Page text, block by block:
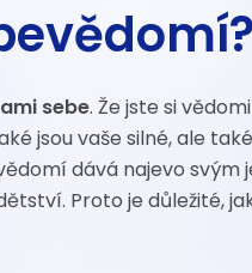
sebe. Že jste si
jsou vaše silné, ale
dává najevo
Proto je důležité,